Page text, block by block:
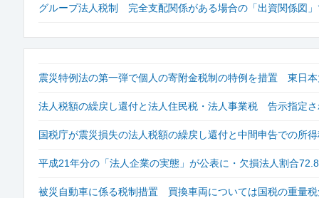
グループ法人税制 完全支配関係がある場合の「出資関係図
震災特例法の第一弾で個人の寄附金税制の特例を措置 東日
法人税額の繰戻し還付と法人住民税・法人事業税 告示指定
国税庁が震災損失の法人税額の繰戻し還付と中間申告での所
平成21年分の「法人企業の実態」が公表に・欠損法人割合
被災自動車に係る税制措置 買換車両については国税の重量